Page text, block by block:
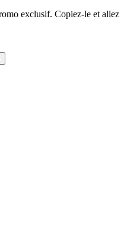
exclusif. Copiez-le et allez